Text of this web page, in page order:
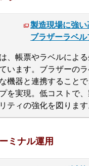
製造現場に強い
ブラザーラベ
、帳票やラベルによ
います。ブラザーの
機器と連携すること
を実現。低コストで
ティの強化を図ります
ミナル運用